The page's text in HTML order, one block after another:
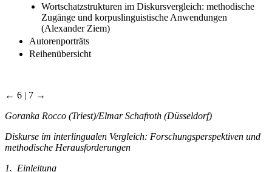
Wortschatzstrukturen im Diskursvergleich: methodische
Zugänge und korpuslinguistische Anwendungen
(Alexander Ziem)
Autorenporträts
Reihenübersicht
← 6 | 7 →
Goranka Rocco (Triest)/Elmar Schafroth (Düsseldorf)
Diskurse im interlingualen Vergleich: Forschungsperspektiven und
methodische Herausforderungen
1. Einleitung